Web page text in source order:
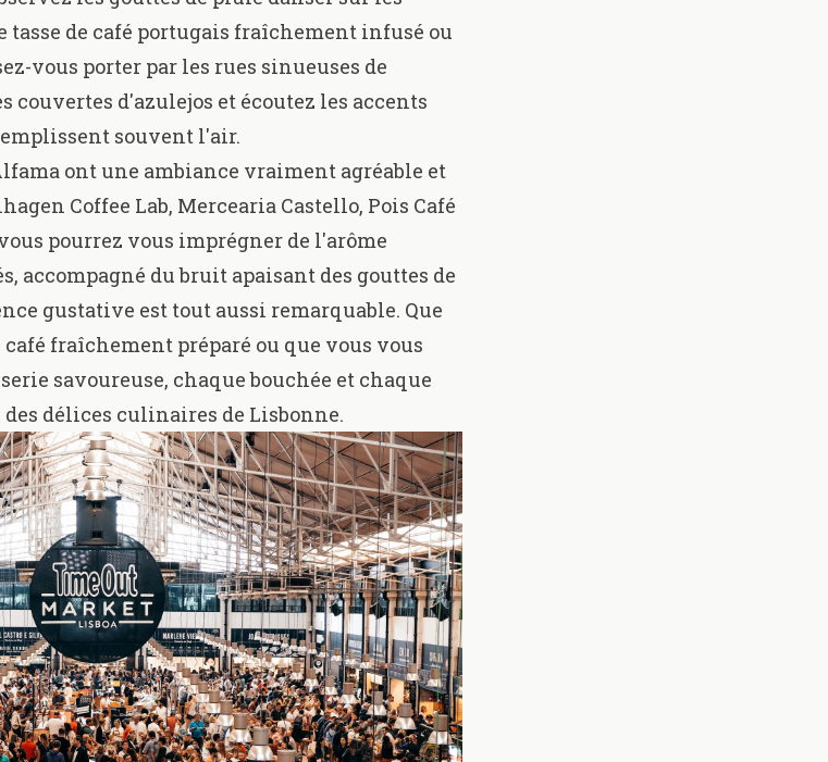
de café portugais fraîchement infusé ou
vous porter par les rues sinueuses de
couvertes d'azulejos et écoutez les accents
souvent l'air.
ont une ambiance vraiment agréable et
Coffee Lab, Mercearia Castello, Pois Café
pourrez vous imprégner de l'arôme
accompagné du bruit apaisant des gouttes de
gustative est tout aussi remarquable. Que
fraîchement préparé ou que vous vous
savoureuse, chaque bouchée et chaque
délices culinaires de Lisbonne.